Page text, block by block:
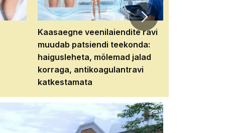
Kaasaegne veenilaiendite ravi
muudab patsiendi teekonda:
haigusleheta, mõlemad jalad
korraga, antikoagulantravi
katkestamata